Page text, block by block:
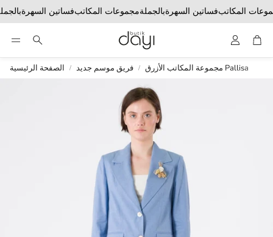
فساتين السهرةمجموعات المكاتببالجملةفساتين السهرةالمكاتب
متوسط Account
الصفحة الرئيسية فريق موسم جديد مجموعة المكاتب الأزرق Pallisa